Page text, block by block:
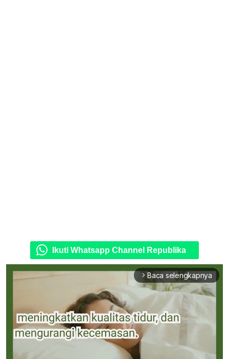
Ikuti Whatsapp Channel Republika
arrow_forward_ios Baca selengkapnya